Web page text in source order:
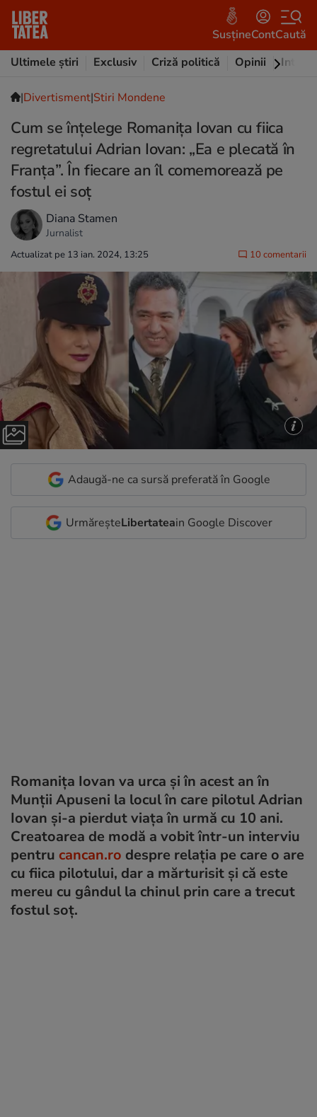
SusțineContCaută
Ultimele știri
Exclusiv Criză politică Opinii
|Divertisment|Stiri Mondene
Cum se înțelege Romanița Iovan cu fiica
regretatului Adrian Iovan: „Ea e plecată în
Franța”. În fiecare an îl comemorează pe
fostul ei soț
Diana Stamen
Jurnalist
Actualizat pe 13 ian. 2024, 13:25 10 comentarii
Adaugă-ne ca sursă preferată în Google
UrmăreșteLibertateain Google Discover
Romanița Iovan va urca și în acest an în
Munții Apuseni la locul în care pilotul Adrian
Iovan și-a pierdut viața în urmă cu 10 ani.
Creatoarea de modă a vobit într-un interviu
pentru cancan.ro despre relația pe care o are
cu fiica pilotului, dar a mărturisit și că este
mereu cu gândul la chinul prin care a trecut
fostul soț.